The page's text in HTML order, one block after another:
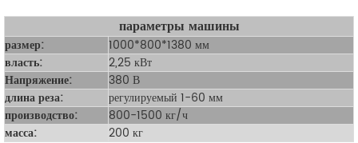
параметры машины
размер:
1000*800*1380 мм
власть:
2,25 кВт
Напряжение:
380 В
длина реза:
регулируемый 1-60 мм
производство:
800-1500 кг/ч
масса:
200 кг